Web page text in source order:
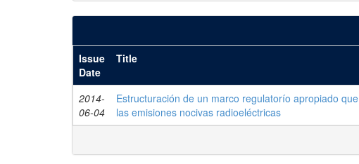
Issue
Date
Title
2014-
06-04
Estructuración de un marco regulatorío apropiado
las emisiones nocivas radioeléctricas